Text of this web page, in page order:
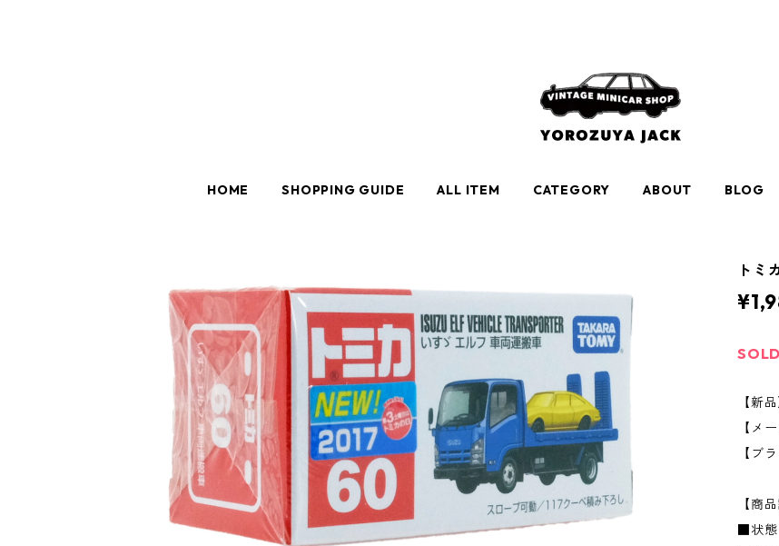
HOME SHOPPING GUIDE ALL ITEM CATEGORY ABOUT BLOG
トミ
【新
【メ
【ブ
【商
■状態